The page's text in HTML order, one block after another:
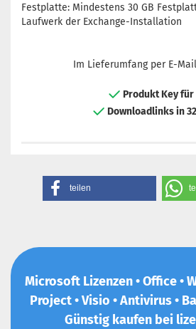
Festplatte: Mindestens 30 GB
Laufwerk der Exchange-Installation
Im Lieferumfang per E-
Produkt Key für
Downloadlinks in
teilen
Microsoft Lizenzen • Office •
Project • Visio • Antivirus •
Günstig kaufen bei